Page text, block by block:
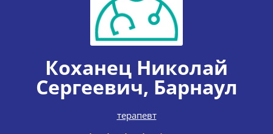
Коханец Николай
Сергеевич, Барнаул
терапевт